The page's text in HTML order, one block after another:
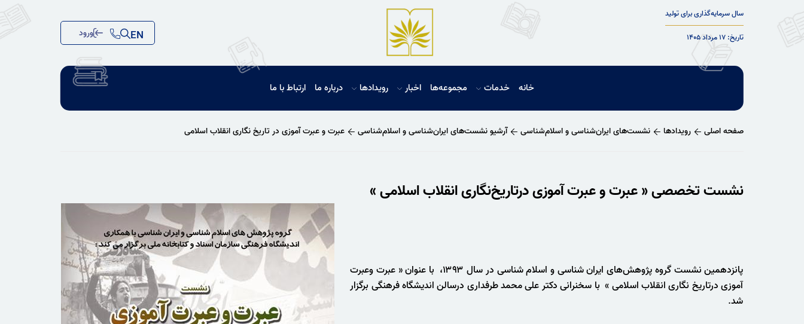
سال سرمایه‌گذاری برای تولید
تاریخ: ۱۷ مرداد ۱۴۰۵ EN ورود
خانه خدمات مجموعه‌ها اخبار رویدادها درباره ما ارتباط با ما
صفحه اصلی رویدادها نشست‌های ایران‌شناسی و اسلام‌شناسی آرشیو نشست‌های ایران‌شناسی و اسلام‌شناسی عبرت و عبرت آموزی در تاریخ نگاری انقلاب اسلامی
نشست تخصصی « عبرت و عبرت آموزی درتاریخ‌نگاری انقلاب اسلامی »
پانزدهمین نشست گروه پژوهش‌های ایران شناسی و اسلام شناسی در سال ۱۳۹۳، با عنوان « عبرت وعبرت
آموزی درتاریخ نگاری انقلاب اسلامی » با سخنرانی دکتر علی محمد طرفداری درسالن اندیشگاه فرهنگی برگزار
شد.